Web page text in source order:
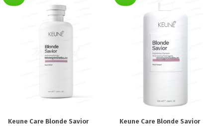
Keune Care Blonde Savior
Keune Care Blonde Savior